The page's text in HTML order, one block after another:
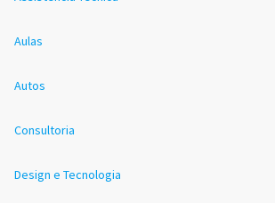
Aulas
Autos
Consultoria
Design e Tecnologia